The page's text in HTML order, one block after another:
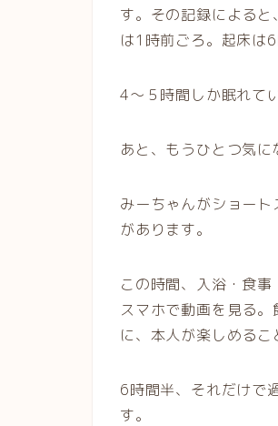
す。その記録による
は1時前ごろ。起床は6
4〜５時間しか眠れて
あと、もうひとつ気
みーちゃんがショー
があります。
この時間、入浴・食
スマホで動画を見る
に、本人が楽しめるこ
6時間半、それだけで
す。